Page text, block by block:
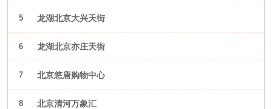
5 龙湖北京大兴天街
6 龙湖北京亦庄天街
7 北京悠唐购物中心
8 北京清河万象汇